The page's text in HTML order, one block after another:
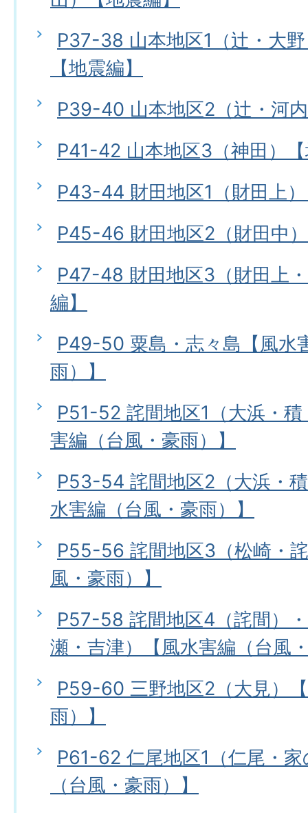
P37-38 山本地区1（辻・大
【地震編】
P39-40 山本地区2（辻・河
P41-42 山本地区3（神田）
P43-44 財田地区1（財田上
P45-46 財田地区2（財田中
P47-48 財田地区3（財田上
編】
P49-50 粟島・志々島【風水
雨）】
P51-52 詫間地区1（大浜・
害編（台風・豪雨）】
P53-54 詫間地区2（大浜・
水害編（台風・豪雨）】
P55-56 詫間地区3（松崎・
風・豪雨）】
P57-58 詫間地区4（詫間）
瀬・吉津）【風水害編（台風
P59-60 三野地区2（大見）
雨）】
P61-62 仁尾地区1（仁尾・
（台風・豪雨）】